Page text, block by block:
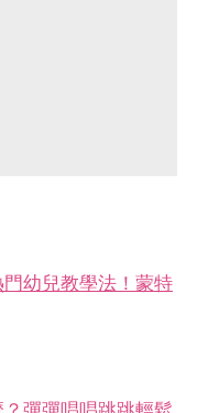
門幼兒教學法！蒙特